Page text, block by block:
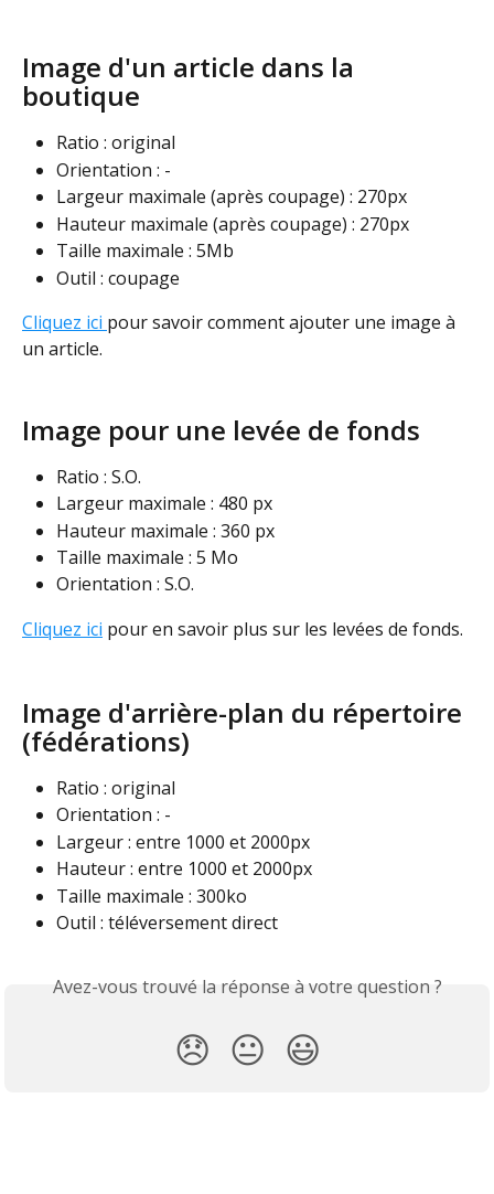
Image d'un article dans la
boutique
Ratio : original
Orientation : -
Largeur maximale (après coupage) : 270px
Hauteur maximale (après coupage) : 270px
Taille maximale : 5Mb
Outil : coupage
Cliquez ici pour savoir comment ajouter une image à
un article.
Image pour une levée de fonds
Ratio : S.O.
Largeur maximale : 480 px
Hauteur maximale : 360 px
Taille maximale : 5 Mo
Orientation : S.O.
Cliquez ici pour en savoir plus sur les levées de fonds.
Image d'arrière-plan du répertoire
(fédérations)
Ratio : original
Orientation : -
Largeur : entre 1000 et 2000px
Hauteur : entre 1000 et 2000px
Taille maximale : 300ko
Outil : téléversement direct
Avez-vous trouvé la réponse à votre question ?
😞 😐 😃